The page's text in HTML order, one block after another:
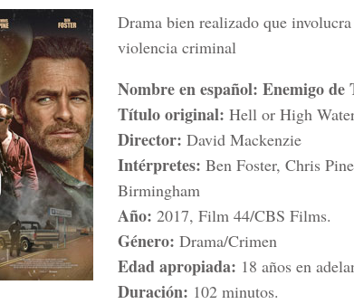
Drama bien realizado que
violencia criminal
Nombre en español: Enemigo de
Título original: Hell or High
Director: David Mackenzie
Intérpretes: Ben Foster, Chris
Birmingham
Año: 2017, Film 44/CBS Films.
Género: Drama/Crimen
Edad apropiada: 18 años en
Duración: 102 minutos.